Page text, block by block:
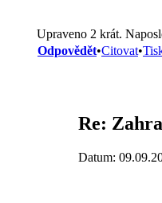
Upraveno 2 krát.
Odpovědět•Citovat•
Re:
Datum: